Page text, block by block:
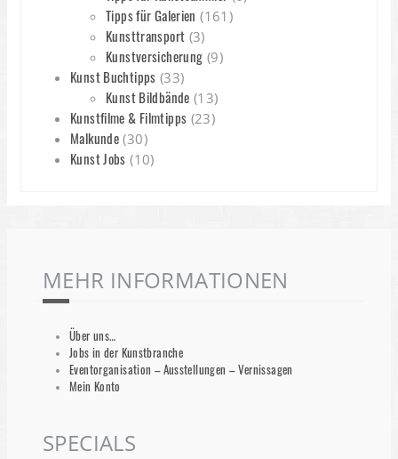
Tipps für Galerien (161)
Kunsttransport (3)
Kunstversicherung (9)
Kunst Buchtipps (33)
Kunst Bildbände (13)
Kunstfilme & Filmtipps (23)
Malkunde (30)
Kunst Jobs (10)
MEHR INFORMATIONEN
Über uns…
Jobs in der Kunstbranche
Eventorganisation – Ausstellungen – Vernissagen
Mein Konto
SPECIALS